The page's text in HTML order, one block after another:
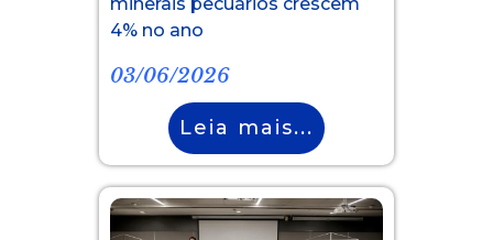
4% no ano
03/06/2026
Leia mais...